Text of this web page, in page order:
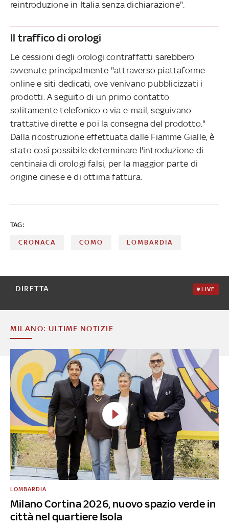
reintroduzione in Italia senza dichiarazione".
Il traffico di orologi
Le cessioni degli orologi contraffatti sarebbero
avvenute principalmente "attraverso piattaforme
online e siti dedicati, ove venivano pubblicizzati i
prodotti. A seguito di un primo contatto
solitamente telefonico o via e-mail, seguivano
trattative dirette e poi la consegna del prodotto."
Dalla ricostruzione effettuata dalle Fiamme Gialle, è
stato così possibile determinare l'introduzione di
centinaia di orologi falsi, per la maggior parte di
origine cinese e di ottima fattura.
TAG:
CRONACA COMO LOMBARDIA
DIRETTA LIVE
MILANO: ULTIME NOTIZIE
Milano Cortina 2026, nuovo spazio verde in
città nel quartiere Isola
LOMBARDIA